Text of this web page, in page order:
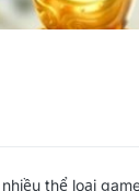
thể loại